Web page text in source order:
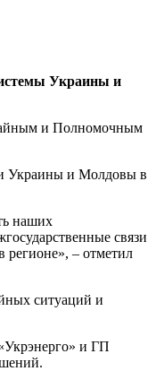
Украины и
и Полномочным
Украины и Молдовы в
наших
связи
– отметил
ситуаций и
и ГП